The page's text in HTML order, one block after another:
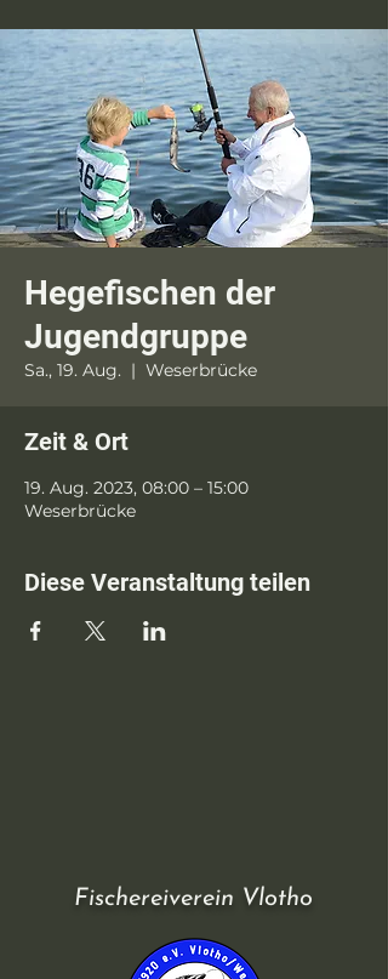
Hegefischen der
Jugendgruppe
Sa., 19. Aug.
  |
Weserbrücke
Zeit & Ort
19. Aug. 2023, 08:00 – 15:00
Weserbrücke
Diese Veranstaltung teilen
Fischereiverein Vlotho